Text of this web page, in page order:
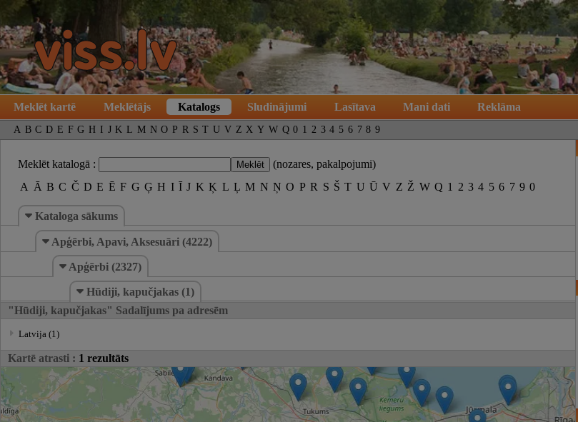
Meklēt kartē Meklētājs Katalogs Sludinājumi Lasītava Mani dati Reklāma
A B C D E F G H I J K L M N O P R S T U V Z X Y W Q 0 1 2 3 4 5 6 7 8 9
Meklēt katalogā :
(nozares, pakalpojumi)
A Ā B C Č D E Ē F G Ģ H I Ī J K Ķ L Ļ M N Ņ O P R S Š T U Ū V Z Ž W Q 1 2 3 4 5 6 7 9 0
Kataloga sākums
Apģērbi, Apavi, Aksesuāri (4222)
Apģērbi (2327)
Hūdiji, kapučjakas (1)
"Hūdiji, kapučjakas" Sadalījums pa adresēm
Latvija (1)
Kartē atrasti : 1 rezultāts